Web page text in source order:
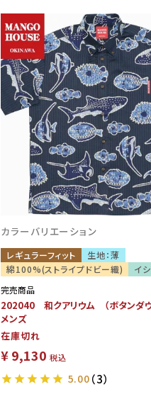
カラーバリエーション
レギュラーフィット
生地：薄
綿100%(ストライプドビー織)
イ
完売商品
202040 和クアリウム （ボタンダ
メンズ
在庫切れ
¥9,130 税込
5.00 （3）